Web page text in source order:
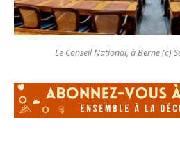
Le Conseil National, à Berne (c)